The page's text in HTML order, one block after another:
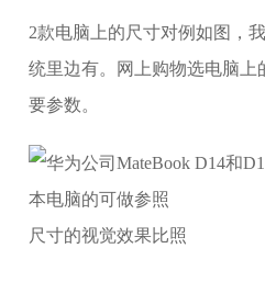
2款电脑上的尺寸对例如图，
统里边有。网上购物选电脑上
要参数。
尺寸的视觉效果比照